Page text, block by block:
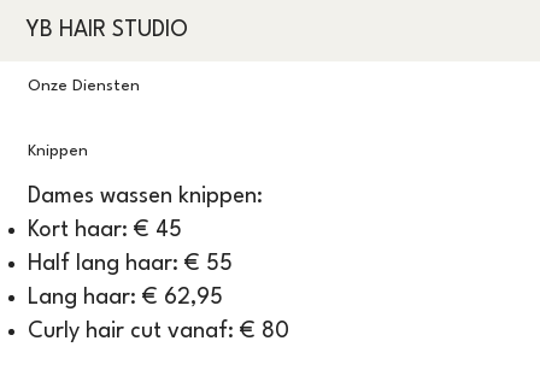
YB HAIR STUDIO
Onze Diensten
Knippen
Dames wassen knippen:
Kort haar: € 45
Half lang haar: € 55
Lang haar: € 62,95
Curly hair cut vanaf: € 80